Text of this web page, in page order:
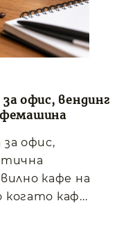
офис, вендинг
за офис,
кафе на
когато каф...